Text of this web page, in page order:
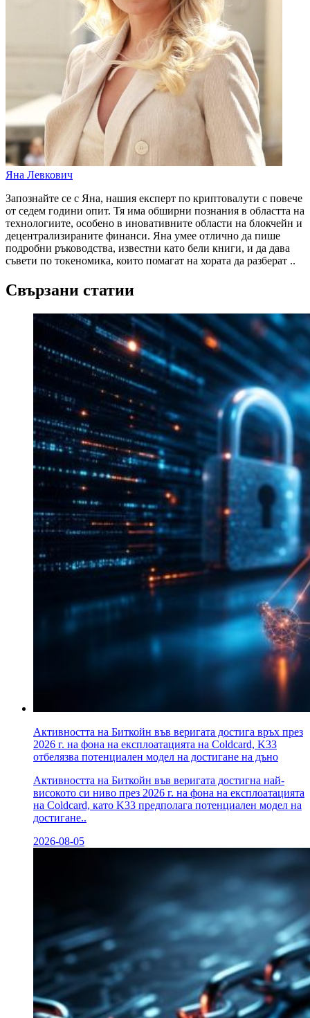
Яна Левкович
Запознайте се с Яна, нашия експерт по криптовалути с повече
от седем години опит. Тя има обширни познания в областта на
технологиите, особено в иновативните области на блокчейн и
децентрализираните финанси. Яна умее отлично да пише
подробни ръководства, известни като бели книги, и да дава
съвети по токеномика, които помагат на хората да разберат ..
Свързани статии
Активността на Биткойн във веригата достига връх през
2026 г. на фона на експлоатацията на Coldcard, K33
отбелязва потенциален модел на достигане на дъно
Активността на Биткойн във веригата достигна най-
високото си ниво през 2026 г. на фона на експлоатацията
на Coldcard, като K33 предполага потенциален модел на
достигане..
2026-08-05